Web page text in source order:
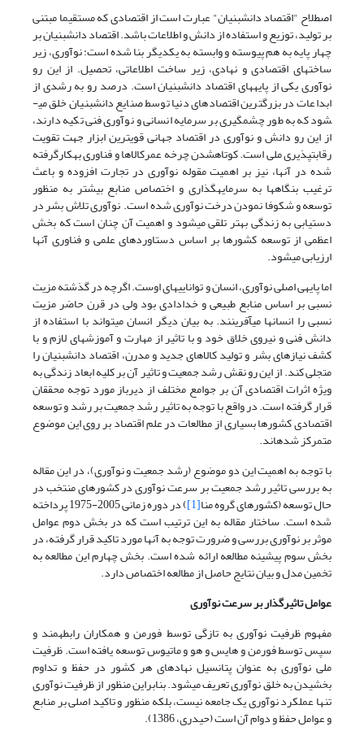
اصطلاح "اقتصاد دانش­بنیان" عبارت است از اقتصادی که مستقیما مبتنی
بر تولید، توزیع و استفاده از دانش و اطلاعات باشد. اقتصاد دانش­بنیان بر
چهار پایه به هم پیوسته و وابسته به یکدیگر بنا شده است: نوآوری، زیر
ساخت­های اقتصادی و نهادی، زیر ساخت اطلاعاتی، تحصیل. از این رو
نوآوری یکی از پایه­های اقتصاد دانش­بنیان است. درصد رو به رشدی از
ابداعات در بزرگترین اقتصادهای دنیا توسط صنایع دانش­بنیان خلق می­
شود که به طور چشمگیری بر سرمایه انسانی و نوآوری فنی تکیه دارند،
از این رو دانش و نوآوری در اقتصاد جهانی قوی­ترین ابزار جهت تقویت
رقابت­پذیری ملی است. کوتاه­شدن چرخه عمرکالاها و فناوری به­کارگرفته
شده در آنها، نیز بر اهمیت مقوله نوآوری در تجارت افزوده و باعث
ترغیب بنگاه­ها به سرمایه­گذاری و اختصاص منابع بیشتر به منظور
توسعه و شکوفا­ نمودن درخت نوآوری شده است. نوآوری تلاش بشر در
دستیابی به زندگی بهتر تلقی می­شود و اهمیت آن چنان است که بخش
اعظمی از توسعه کشورها بر اساس دستاوردهای علمی و فناوری آن­ها
ارزیابی می­شود.
اما پایه­ی اصلی نوآوری، انسان و توانایی­های اوست. اگرچه در گذشته مزیت
نسبی بر اساس منابع طبیعی و خدادادی بود ولی در قرن حاضر مزیت
نسبی را انسان­ها می­آفرینند. به بیان دیگر انسان می­تواند با استفاده از
دانش فنی و نیروی خلاق خود و با تاثیر از مهارت و آموزش­های لازم و با
کشف نیازهای بشر و تولید کالاهای جدید و مدرن، اقتصاد دانش­بنیان را
متجلی کند. از این رو نقش رشد جمعیت و تاثیر آن بر کلیه ابعاد زندگی به
ویژه اثرات اقتصادی آن بر جوامع مختلف از دیرباز مورد توجه محققان
قرار گرفته است. در واقع با توجه به تاثیر رشد جمعیت بر رشد و توسعه
اقتصادی کشورها بسیاری از مطالعات در علم اقتصاد بر روی این موضوع
متمرکز شده­اند.
با توجه به اهمیت این دو موضوع (رشد جمعیت و نوآوری)، در این مقاله
به بررسی تاثیر رشد جمعیت بر سرعت نوآوری در کشورهای منتخب در
حال توسعه (کشورهای گروه منا[1] ) در دوره زمانی 2005-1975 پرداخته
شده است. ساختار مقاله به این ترتیب است که در بخش دوم عوامل
موثر بر نوآوری بررسی و ضرورت توجه به آن­ها مورد تاکید قرار گرفته، در
بخش سوم پیشینه مطالعه ارائه شده است. بخش چهارم این مطالعه به
تخمین مدل و بیان نتایج حاصل از مطالعه اختصاص دارد.
عوامل تاثیرگذار بر سرعت نوآوری
مفهوم ظرفیت نوآوری به تازگی توسط فورمن و همکاران رابطه­مند و
سپس توسط فورمن و هایس و هو و ماتیوس توسعه یافته است. ظرفیت
ملی نوآوری به عنوان پتانسیل نهادهای هر کشور در حفظ و تداوم
بخشیدن به خلق نوآوری تعریف می­شود. بنابراین منظور از ظرفیت نوآوری
تنها عملکرد نوآوری یک جامعه نیست، بلکه منظور و تاکید اصلی بر منابع
و عوامل حفظ و دوام آن است (حیدری، 1386).